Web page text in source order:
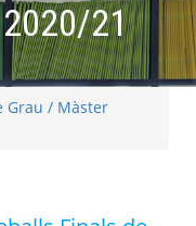
2020/21
Grau / Màster